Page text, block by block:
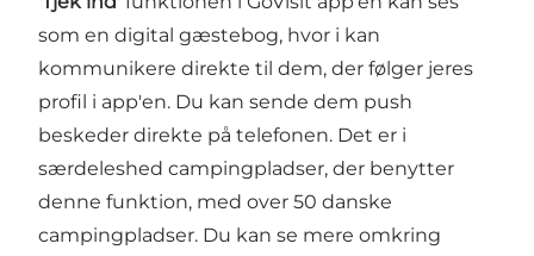
som en digital gæstebog, hvor i kan
kommunikere direkte til dem, der følger jeres
profil i app'en. Du kan sende dem push
beskeder direkte på telefonen. Det er i
særdeleshed campingpladser, der benytter
denne funktion, med over 50 danske
campingpladser. Du kan se mere omkring